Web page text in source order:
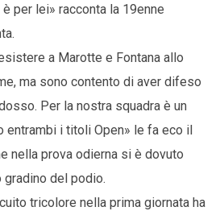
per lei» racconta la 19enne
a Marotte e Fontana allo
ma sono contento di aver difeso
Per la nostra squadra è un
entrambi i titoli Open» le fa eco il
nella prova odierna si è dovuto
del podio.
tricolore nella prima giornata ha